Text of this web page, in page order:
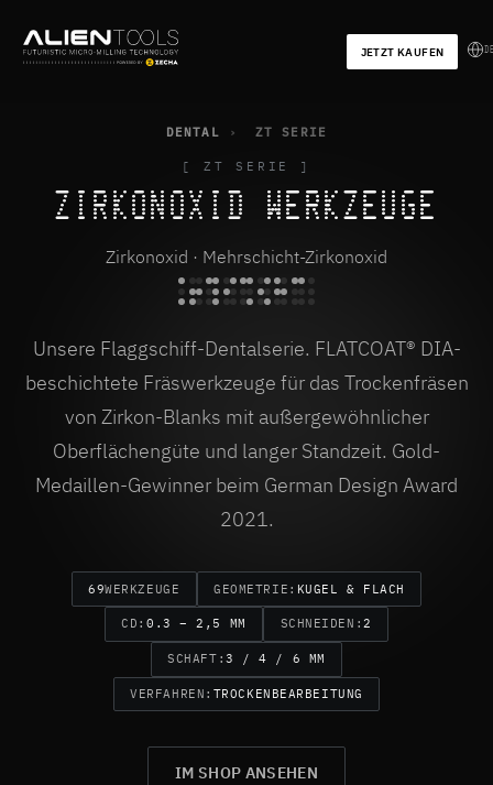
JETZT KAUFEN
DENTAL › ZT SERIE
[ ZT SERIE ]
ZIRKONOXID WERKZEUGE
Zirkonoxid · Mehrschicht-Zirkonoxid
Unsere Flaggschiff-Dentalserie. FLATCOAT® DIA-
beschichtete Fräswerkzeuge für das Trockenfräsen
von Zirkon-Blanks mit außergewöhnlicher
Oberflächengüte und langer Standzeit. Gold-
Medaillen-Gewinner beim German Design Award
2021.
69WERKZEUGE GEOMETRIE: KUGEL & FLACH
CD: 0.3 – 2,5 MM SCHNEIDEN:2
SCHAFT:3 / 4 / 6 MM
VERFAHREN: TROCKENBEARBEITUNG
IM SHOP ANSEHEN